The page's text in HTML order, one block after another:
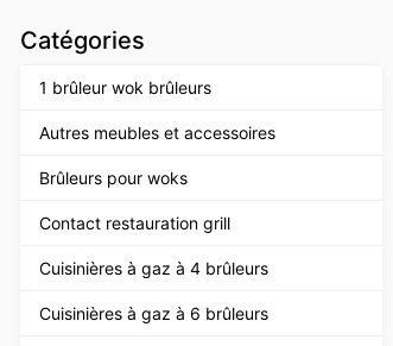
Catégories
1 brûleur wok brûleurs
Autres meubles et accessoires
Brûleurs pour woks
Contact restauration grill
Cuisinières à gaz à 4 brûleurs
Cuisinières à gaz à 6 brûleurs